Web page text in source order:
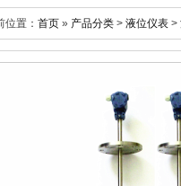
位置： 首页 » 产品分类 > 液位仪表 >